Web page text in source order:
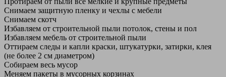
Снимаем защитную пленку и чехлы с мебели
Снимаем скотч
Избавляем от строительной пыли потолок, стены и пол
Избавляем мебель от строительной пыли
Оттираем следы и капли краски, штукатурки, затирки, клея
(не более 2 см диаметром)
Собираем весь мусор
Меняем пакеты в мусорных корзинах